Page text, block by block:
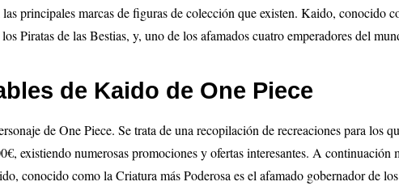
principales marcas de figuras de colección que existen. Kaido, conocido
Piratas de las Bestias, y, uno de los afamados cuatro emperadores del
de Kaido de One Piece
de One Piece. Se trata de una recopilación de recreaciones para los
existiendo numerosas promociones y ofertas interesantes. A continuación
conocido como la Criatura más Poderosa es el afamado gobernador de